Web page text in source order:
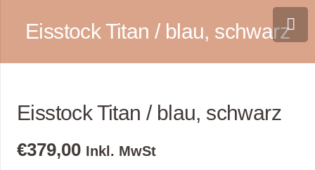
Eisstock Titan / blau, schwarz
Eisstock Titan / blau, schwarz
€379,00 Inkl. MwSt